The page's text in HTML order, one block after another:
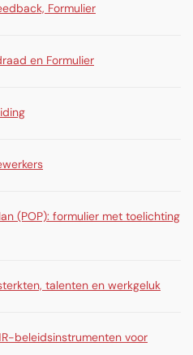
Formulier
en Formulier
(POP): formulier met toelichting
talenten en werkgeluk
beleidsinstrumenten voor